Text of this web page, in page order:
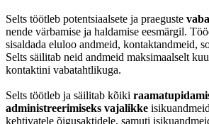
Selts töötleb potentsiaalsete ja praeguste
nende värbamise ja haldamise eesmärgil.
sisaldada eluloo andmeid, kontaktandmeid,
Selts säilitab neid andmeid maksimaalselt
kontaktini vabatahtlikuga.
Selts töötleb ja säilitab kõiki
administreerimiseks vajalikke
kehtivatele õigusaktidele, samuti